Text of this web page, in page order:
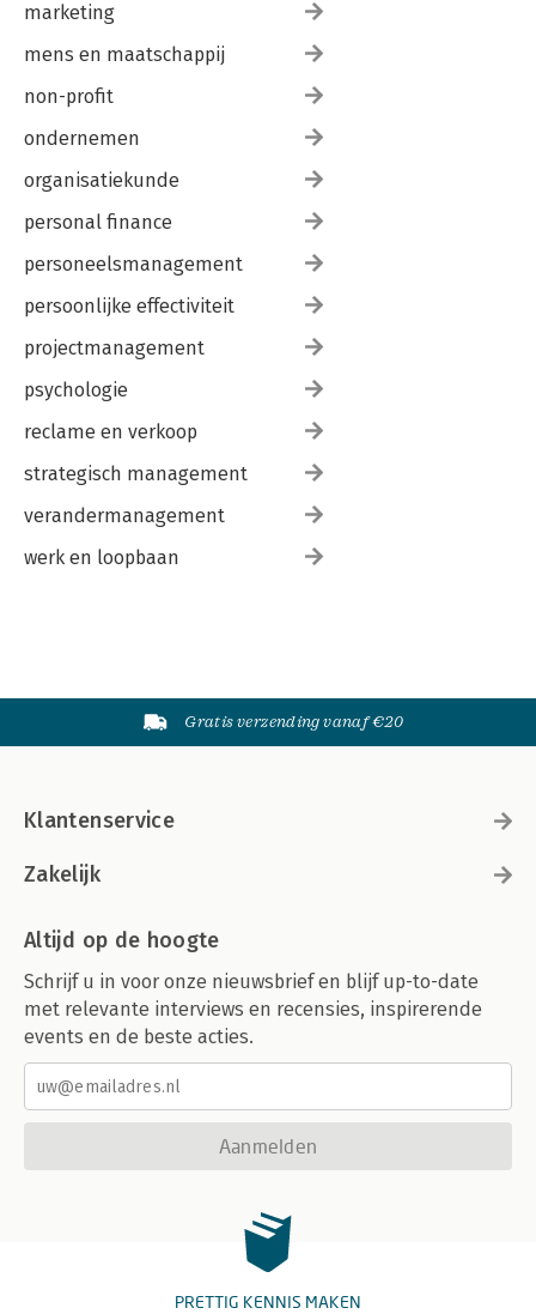
marketing
mens en maatschappij
non-profit
ondernemen
organisatiekunde
personal finance
personeelsmanagement
persoonlijke effectiviteit
projectmanagement
psychologie
reclame en verkoop
strategisch management
verandermanagement
werk en loopbaan
Gratis verzending vanaf €20
Klantenservice
Zakelijk
Altijd op de hoogte
Schrijf u in voor onze nieuwsbrief en blijf up-to-date
met relevante interviews en recensies, inspirerende
events en de beste acties.
Aanmelden
PRETTIG KENNIS MAKEN